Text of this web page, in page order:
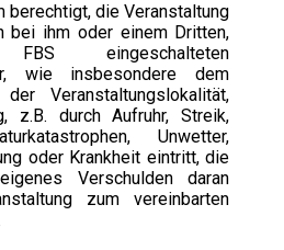
berechtigt, die Veranstaltung
bei ihm oder einem Dritten,
eingeschalteten
wie insbesondere dem
Veranstaltungslokalität,
z.B. durch Aufruhr, Streik,
Unwetter,
oder Krankheit eintritt, die
Verschulden daran
zum vereinbarten